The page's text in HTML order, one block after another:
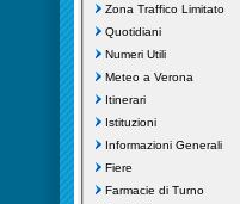
Zona Traffico Limitato
Quotidiani
Numeri Utili
Meteo a Verona
Itinerari
Istituzioni
Informazioni Generali
Fiere
Farmacie di Turno